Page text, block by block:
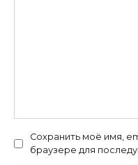
Сохранить моё имя,
браузере для